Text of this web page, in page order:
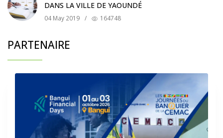
DANS LA VILLE DE YAOUNDÉ
04 May 2019 / 164748
PARTENAIRE